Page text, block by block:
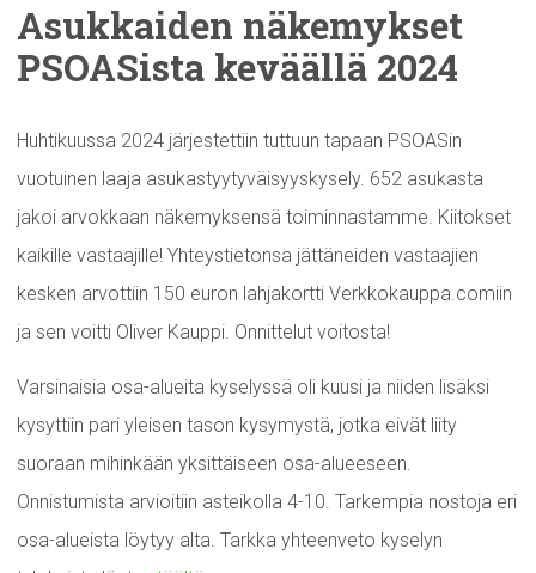
Asukkaiden näkemykset
PSOASista keväällä 2024
Huhtikuussa 2024 järjestettiin tuttuun tapaan PSOASin
vuotuinen laaja asukastyytyväisyyskysely. 652 asukasta
jakoi arvokkaan näkemyksensä toiminnastamme. Kiitokset
kaikille vastaajille! Yhteystietonsa jättäneiden vastaajien
kesken arvottiin 150 euron lahjakortti Verkkokauppa.comiin
ja sen voitti Oliver Kauppi. Onnittelut voitosta!
Varsinaisia osa-alueita kyselyssä oli kuusi ja niiden lisäksi
kysyttiin pari yleisen tason kysymystä, jotka eivät liity
suoraan mihinkään yksittäiseen osa-alueeseen.
Onnistumista arvioitiin asteikolla 4-10. Tarkempia nostoja eri
osa-alueista löytyy alta. Tarkka yhteenveto kyselyn